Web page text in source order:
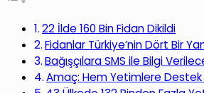
22 İlde 160 Bin Fidan Dikildi
Fidanlar Türkiye’nin Dört Bir
Bağışçılara SMS ile Bilgi
Amaç: Hem Yetimlere Destek